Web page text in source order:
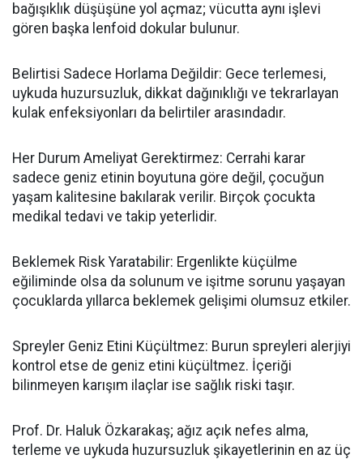
bağışıklık düşüşüne yol açmaz; vücutta aynı işlevi
gören başka lenfoid dokular bulunur.
Belirtisi Sadece Horlama Değildir: Gece terlemesi,
uykuda huzursuzluk, dikkat dağınıklığı ve tekrarlayan
kulak enfeksiyonları da belirtiler arasındadır.
Her Durum Ameliyat Gerektirmez: Cerrahi karar
sadece geniz etinin boyutuna göre değil, çocuğun
yaşam kalitesine bakılarak verilir. Birçok çocukta
medikal tedavi ve takip yeterlidir.
Beklemek Risk Yaratabilir: Ergenlikte küçülme
eğiliminde olsa da solunum ve işitme sorunu yaşayan
çocuklarda yıllarca beklemek gelişimi olumsuz etkiler.
Spreyler Geniz Etini Küçültmez: Burun spreyleri alerjiyi
kontrol etse de geniz etini küçültmez. İçeriği
bilinmeyen karışım ilaçlar ise sağlık riski taşır.
Prof. Dr. Haluk Özkarakaş; ağız açık nefes alma,
terleme ve uykuda huzursuzluk şikayetlerinin en az üç